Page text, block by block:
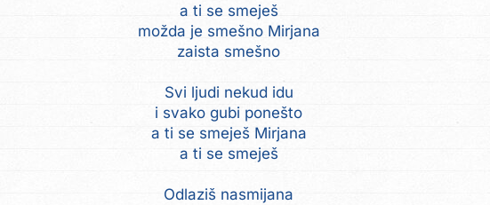
a ti se smeješ
možda je smešno Mirjana
zaista smešno
Svi ljudi nekud idu
i svako gubi ponešto
a ti se smeješ Mirjana
a ti se smeješ
Odlaziš nasmijana